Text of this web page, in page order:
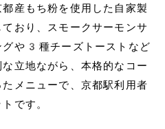
産もち粉を使用した自家製
おり、スモークサーモンサ
グや3種チーズトーストなど
立地ながら、本格的なコー
メニューで、京都駅利用者
です。